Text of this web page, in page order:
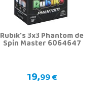
Rubik's 3x3 Phantom de
Spin Master 6064647
19,99 €